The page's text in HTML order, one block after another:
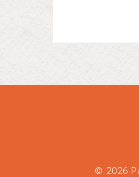
© 2026